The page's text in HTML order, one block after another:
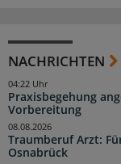
NACHRICHTEN
Praxisbegehung
Vorbereitung
04:22 Uhr
Traumberuf Arzt:
Osnabrück
08.08.2026